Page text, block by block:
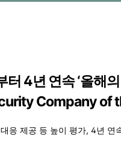
터 4년 연속 ‘올해
Company of
응 제공 등 높이 평가, 4년 연